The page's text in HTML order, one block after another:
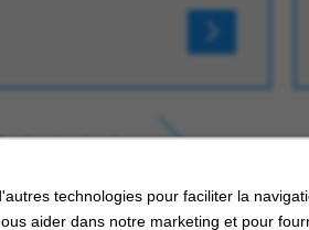
technologies pour faciliter la
aider dans notre marketing et pour